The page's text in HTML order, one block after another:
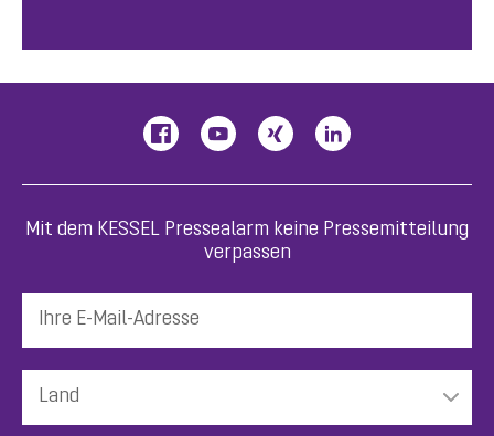
Mit dem KESSEL Pressealarm keine Pressemitteilung
verpassen